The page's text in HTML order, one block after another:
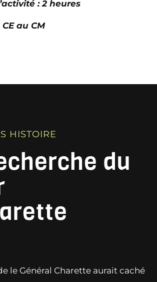
: 2 heures
au CM
HISTOIRE
du
le Général Charette aurait caché